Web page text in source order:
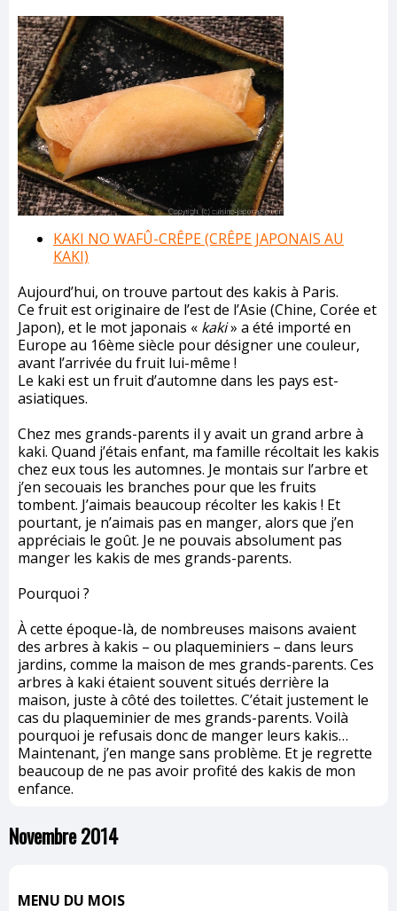
KAKI NO WAFÛ-CRÊPE (CRÊPE JAPONAIS AU
KAKI)
Aujourd’hui, on trouve partout des kakis à Paris.
Ce fruit est originaire de l’est de l’Asie (Chine, Corée et
Japon), et le mot japonais « kaki» a été importé en
Europe au 16ème siècle pour désigner une couleur,
avant l’arrivée du fruit lui-même !
Le kaki est un fruit d’automne dans les pays est-
asiatiques.
Chez mes grands-parents il y avait un grand arbre à
kaki. Quand j’étais enfant, ma famille récoltait les kakis
chez eux tous les automnes. Je montais sur l’arbre et
j’en secouais les branches pour que les fruits
tombent. J’aimais beaucoup récolter les kakis ! Et
pourtant, je n’aimais pas en manger, alors que j’en
appréciais le goût. Je ne pouvais absolument pas
manger les kakis de mes grands-parents.
Pourquoi ?
À cette époque-là, de nombreuses maisons avaient
des arbres à kakis – ou plaqueminiers – dans leurs
jardins, comme la maison de mes grands-parents. Ces
arbres à kaki étaient souvent situés derrière la
maison, juste à côté des toilettes. C’était justement le
cas du plaqueminier de mes grands-parents. Voilà
pourquoi je refusais donc de manger leurs kakis…
Maintenant, j’en mange sans problème. Et je regrette
beaucoup de ne pas avoir profité des kakis de mon
enfance.
Novembre 2014
MENU DU MOIS